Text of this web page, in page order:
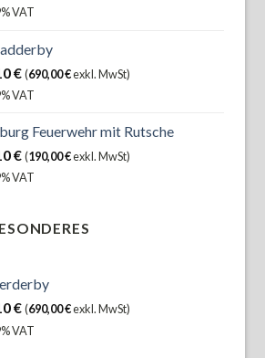
VAT
€ (690,00€exkl. MwSt)
VAT
Feuerwehr mit Rutsche
€ (190,00€exkl. MwSt)
VAT
€ (690,00€exkl. MwSt)
VAT